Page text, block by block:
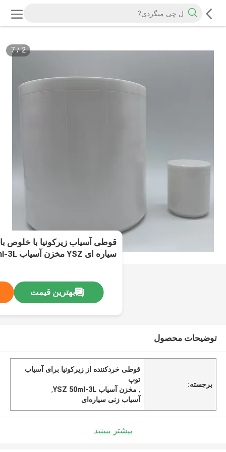
2
/
7
قوطی آسیاب زیرکونیا با خلوص
سیاره ای YSZ مخزن آسیاب 50ml-3L
بهترین قیمت
توضیحات محصول
برجسته:
قوطی خردکننده از زیرکونیا برای آسیاب
توپ
, مخزن آسیاب YSZ 50ml-3L
,
آسیاب زنی سیاره‌ای
بیشتر ببینید